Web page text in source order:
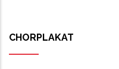
CHORPLAKAT